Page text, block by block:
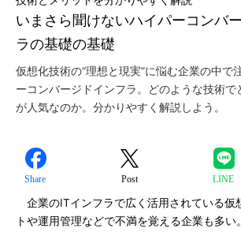
いまさら聞けないハイパーコンバ
ラの基礎の基礎
仮想化技術の“理想と現実”に悩む企業の中で
ーコンバージドインフラ。どのような技術で
が人気なのか。分かりやすく解説しよう。
Share Post LINE
企業のITインフラで広く活用されている仮
トや運用管理などで不満を覚える企業も多